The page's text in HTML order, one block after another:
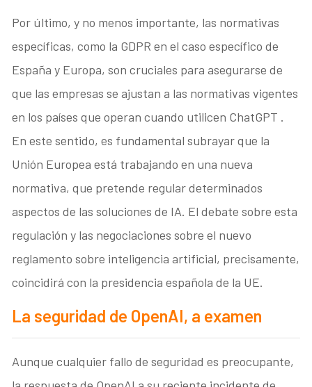
Por último, y no menos importante, las normativas
específicas, como la GDPR en el caso específico de
España y Europa, son cruciales para asegurarse de
que las empresas se ajustan a las normativas vigentes
en los países que operan cuando utilicen ChatGPT .
En este sentido, es fundamental subrayar que la
Unión Europea está trabajando en una nueva
normativa, que pretende regular determinados
aspectos de las soluciones de IA. El debate sobre esta
regulación y las negociaciones sobre el nuevo
reglamento sobre inteligencia artificial, precisamente,
coincidirá con la presidencia española de la UE.
La seguridad de OpenAI, a examen
Aunque cualquier fallo de seguridad es preocupante,